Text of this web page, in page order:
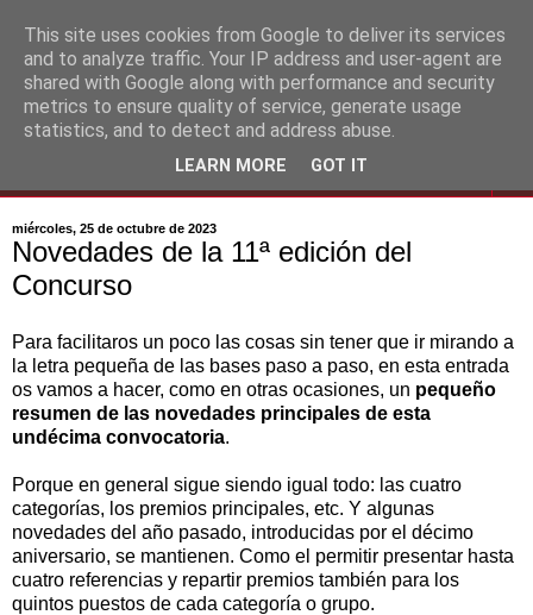
miércoles, 25 de octubre de 2023
Novedades de la 11ª edición del
Concurso
Para facilitaros un poco las cosas sin tener que ir mirando a
la letra pequeña de las bases paso a paso, en esta entrada
os vamos a hacer, como en otras ocasiones, un pequeño
resumen de las novedades principales de esta
undécima convocatoria.
Porque en general sigue siendo igual todo: las cuatro
categorías, los premios principales, etc. Y algunas
novedades del año pasado, introducidas por el décimo
aniversario, se mantienen. Como el permitir presentar hasta
cuatro referencias y repartir premios también para los
quintos puestos de cada categoría o grupo.
This site uses cookies from Google to deliver its services
and to analyze traffic. Your IP address and user-agent are
shared with Google along with performance and security
metrics to ensure quality of service, generate usage
statistics, and to detect and address abuse.
LEARN MORE GOT IT